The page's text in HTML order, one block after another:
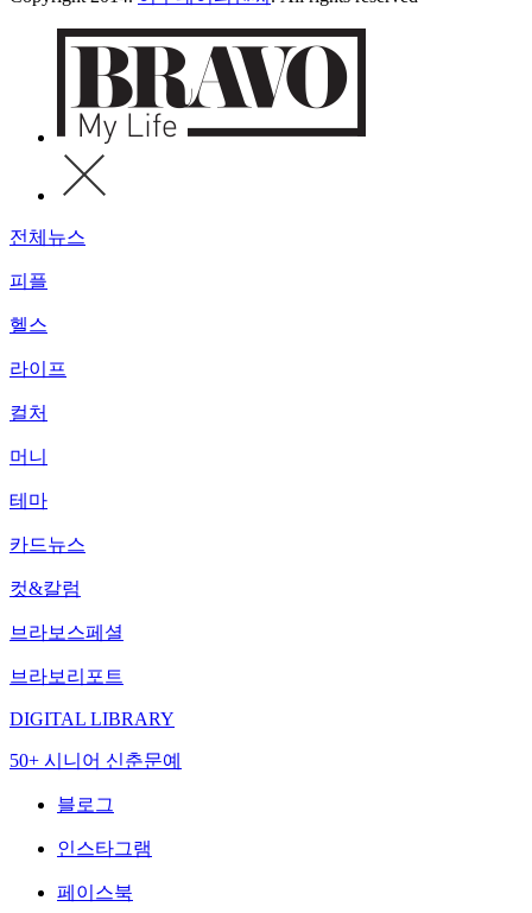
전체뉴스
피플
헬스
라이프
컬처
머니
테마
카드뉴스
컷&칼럼
브라보스페셜
브라보리포트
DIGITAL LIBRARY
50+ 시니어 신춘문예
블로그
인스타그램
페이스북